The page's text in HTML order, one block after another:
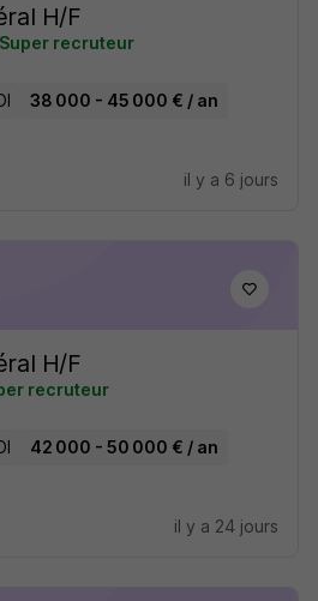
H/F
Super recruteur
38 000 - 45 000 € / an
il y a 6 jours
H/F
recruteur
42 000 - 50 000 € / an
il y a 24 jours